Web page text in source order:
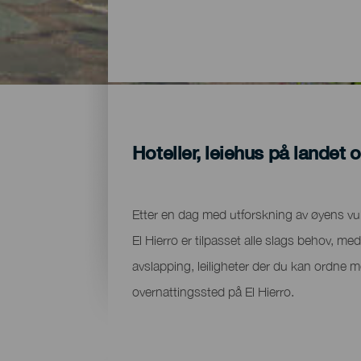
Hoteller, leiehus på landet
Etter en dag med utforskning av øyens
El Hierro er tilpasset alle slags behov,
avslapping, leiligheter der du kan ordne
overnattingssted på El Hierro.